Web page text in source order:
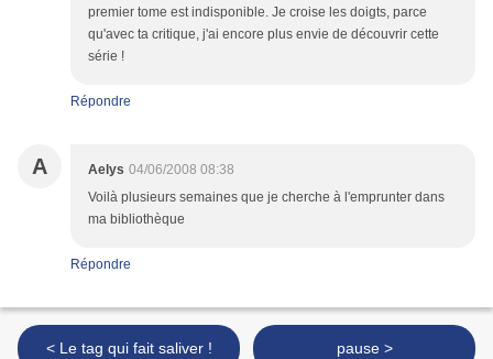
premier tome est indisponible. Je croise les doigts, parce
qu'avec ta critique, j'ai encore plus envie de découvrir cette
série !
Répondre
A Aelys 04/06/2008 08:38
Voilà plusieurs semaines que je cherche à l'emprunter dans
ma bibliothèque
Répondre
< Le tag qui fait saliver ! pause >